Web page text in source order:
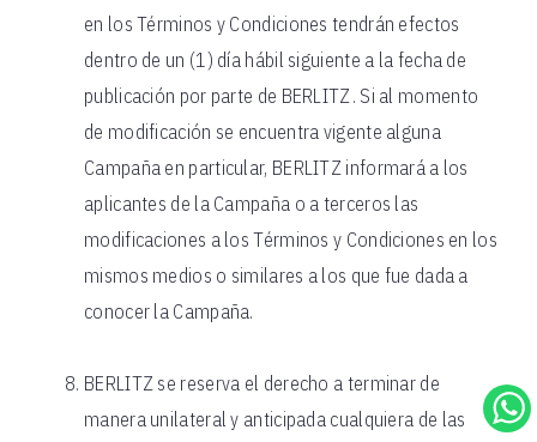
en los Términos y Condiciones tendrán efectos
dentro de un (1) día hábil siguiente a la fecha de
publicación por parte de BERLITZ. Si al momento
de modificación se encuentra vigente alguna
Campaña en particular, BERLITZ informará a los
aplicantes de la Campaña o a terceros las
modificaciones a los Términos y Condiciones en los
mismos medios o similares a los que fue dada a
conocer la Campaña.
BERLITZ se reserva el derecho a terminar de
manera unilateral y anticipada cualquiera de las